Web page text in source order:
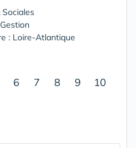
: Loire-Atlantique
6 7 8 9
10